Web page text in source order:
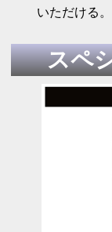
いただける。
スペ